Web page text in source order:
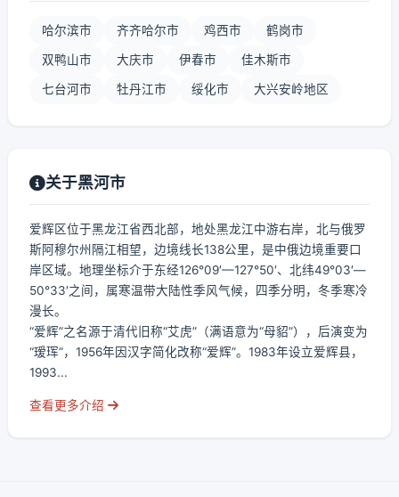
哈尔滨市 齐齐哈尔市 鸡西市 鹤岗市
双鸭山市 大庆市 伊春市 佳木斯市
七台河市 牡丹江市 绥化市 大兴安岭地区
关于黑河市
爱辉区位于黑龙江省西北部，地处黑龙江中游右岸，北与俄罗
斯阿穆尔州隔江相望，边境线长138公里，是中俄边境重要口
岸区域。地理坐标介于东经126°09′—127°50′、北纬49°03′—
50°33′之间，属寒温带大陆性季风气候，四季分明，冬季寒冷
漫长。
“爱辉”之名源于清代旧称“艾虎”（满语意为“母貂”），后演变为
“瑷珲”，1956年因汉字简化改称“爱辉”。1983年设立爱辉县，
1993...
查看更多介绍